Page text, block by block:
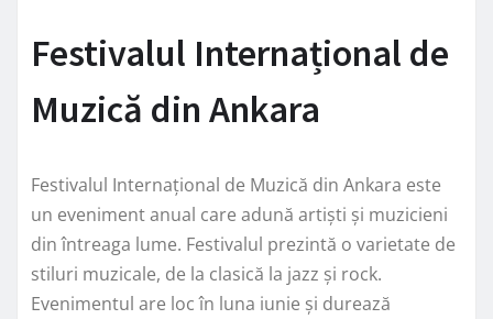
Festivalul Internațional de
Muzică din Ankara
Festivalul Internațional de Muzică din Ankara este
un eveniment anual care adună artiști și muzicieni
din întreaga lume. Festivalul prezintă o varietate de
stiluri muzicale, de la clasică la jazz și rock.
Evenimentul are loc în luna iunie și durează